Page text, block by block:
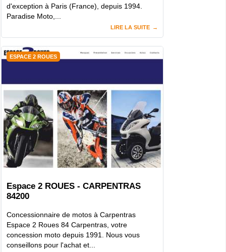
d'exception à Paris (France), depuis 1994.
Paradise Moto,...
LIRE LA SUITE
ESPACE 2 ROUES
Espace 2 ROUES - CARPENTRAS
84200
Concessionnaire de motos à Carpentras
Espace 2 Roues 84 Carpentras, votre
concession moto depuis 1991. Nous vous
conseillons pour l'achat et...